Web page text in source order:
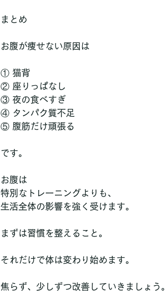
まとめ
お腹が痩せない原因は
① 猫背
② 座りっぱなし
③ 夜の食べすぎ
④ タンパク質不足
⑤ 腹筋だけ頑張る
です。
お腹は
特別なトレーニングよりも、
生活全体の影響を強く受けます。
まずは習慣を整えること。
それだけで体は変わり始めます。
焦らず、少しずつ改善していきましょう。